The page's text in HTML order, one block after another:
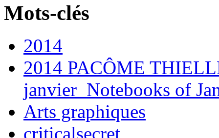
Mots-clés
2014
2014 PACÔME
janvier_Notebooks of
Arts graphiques
criticalsecret